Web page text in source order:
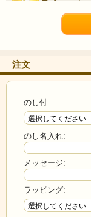
注文
のし付:
のし名入れ:
メッセージ:
ラッピング: